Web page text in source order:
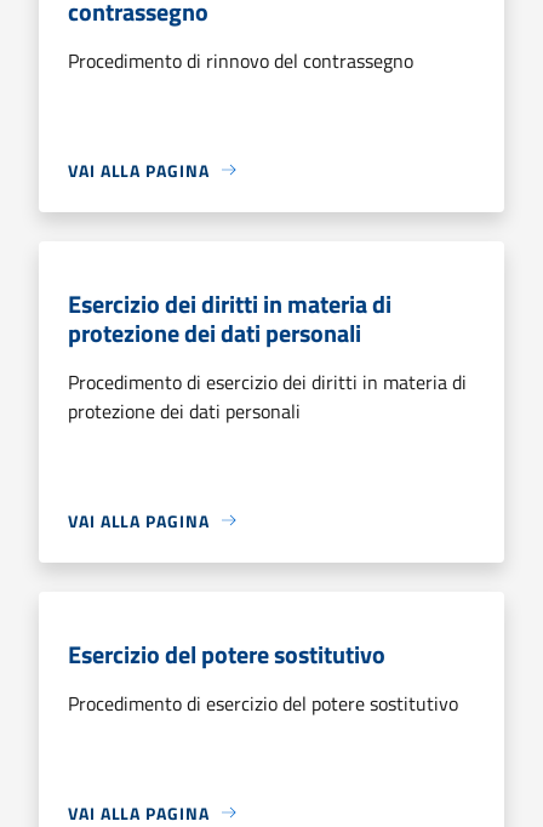
contrassegno
Procedimento di rinnovo del contrassegno
VAI ALLA PAGINA
Esercizio dei diritti in materia di
protezione dei dati personali
Procedimento di esercizio dei diritti in materia di
protezione dei dati personali
VAI ALLA PAGINA
Esercizio del potere sostitutivo
Procedimento di esercizio del potere sostitutivo
VAI ALLA PAGINA